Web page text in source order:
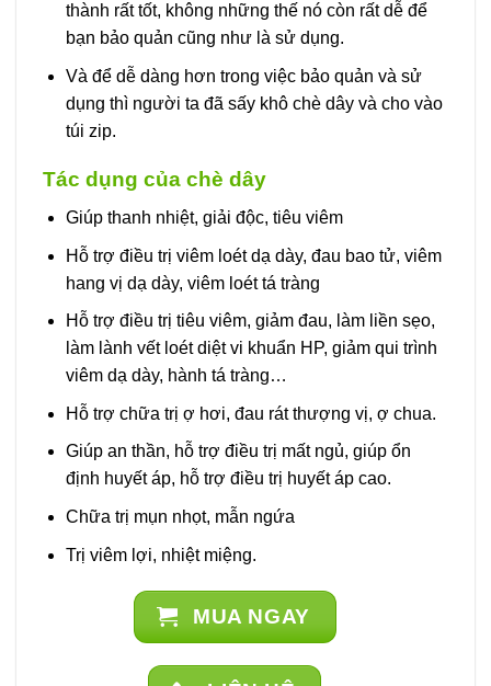
thành rất tốt, không những thế nó còn rất dễ để
bạn bảo quản cũng như là sử dụng.
Và để dễ dàng hơn trong việc bảo quản và sử
dụng thì người ta đã sấy khô chè dây và cho vào
túi zip.
Tác dụng của chè dây
Giúp thanh nhiệt, giải độc, tiêu viêm
Hỗ trợ điều trị viêm loét dạ dày, đau bao tử, viêm
hang vị dạ dày, viêm loét tá tràng
Hỗ trợ điều trị tiêu viêm, giảm đau, làm liền sẹo,
làm lành vết loét diệt vi khuẩn HP, giảm qui trình
viêm dạ dày, hành tá tràng…
Hỗ trợ chữa trị ợ hơi, đau rát thượng vị, ợ chua.
Giúp an thần, hỗ trợ điều trị mất ngủ, giúp ổn
định huyết áp, hỗ trợ điều trị huyết áp cao.
Chữa trị mụn nhọt, mẫn ngứa
Trị viêm lợi, nhiệt miệng.
MUA NGAY